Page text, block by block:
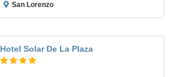
San Lorenzo
Hotel Solar De La Plaza